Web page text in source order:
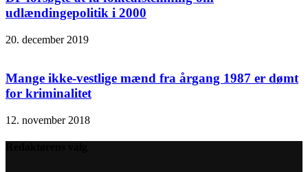
udlændingepolitik i 2000
20. december 2019
Mange ikke-vestlige mænd fra årgang 1987 er dømt
for kriminalitet
12. november 2018